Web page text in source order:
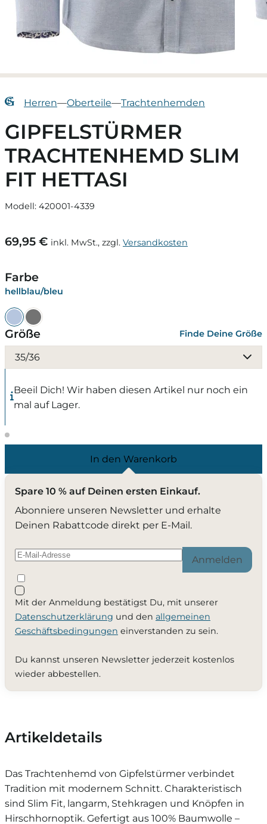
Herren—Oberteile—Trachtenhemden
GIPFELSTÜRMER
TRACHTENHEMD SLIM
FIT HETTASI
Modell: 420001-4339
69,95 € inkl. MwSt., zzgl. Versandkosten
Farbe
hellblau/bleu
Größe Finde Deine Größe
35/36
Beeil Dich! Wir haben diesen Artikel nur noch ein
mal auf Lager.
In den Warenkorb
Spare 10 % auf Deinen ersten Einkauf.
Abonniere unseren Newsletter und erhalte
Deinen Rabattcode direkt per E-Mail.
Anmelden
Mit der Anmeldung bestätigst Du, mit unserer
Datenschutzerklärung und den allgemeinen
Geschäftsbedingungen einverstanden zu sein.
Du kannst unseren Newsletter jederzeit kostenlos
wieder abbestellen.
Artikeldetails
Das Trachtenhemd von Gipfelstürmer verbindet
Tradition mit modernem Schnitt. Charakteristisch
sind Slim Fit, langarm, Stehkragen und Knöpfen in
Hirschhornoptik. Gefertigt aus 100% Baumwolle –